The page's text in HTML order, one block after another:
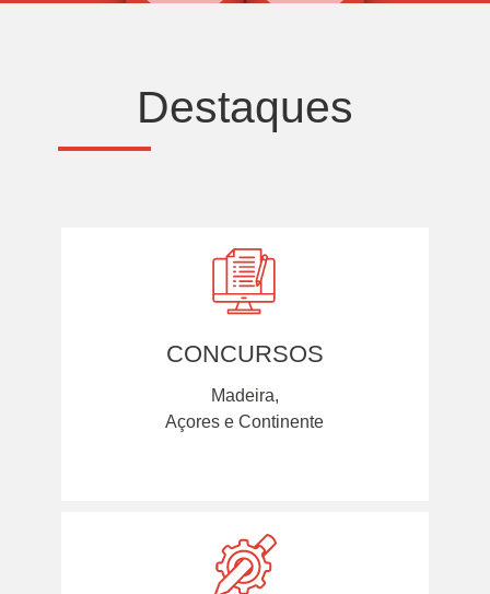
Destaques
CONCURSOS
Madeira,
Açores e Continente